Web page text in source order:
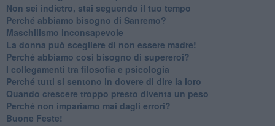
​Non sei indietro, stai seguendo il tuo tempo
​Perché abbiamo bisogno di Sanremo?
​Maschilismo inconsapevole
​La donna può scegliere di non essere madre!
​Perché abbiamo così bisogno di supereroi?
​I collegamenti tra filosofia e psicologia
​Perché tutti si sentono in dovere di dire la loro
​Quando crescere troppo presto diventa un peso
​Perché non impariamo mai dagli errori?
​Buone Feste!